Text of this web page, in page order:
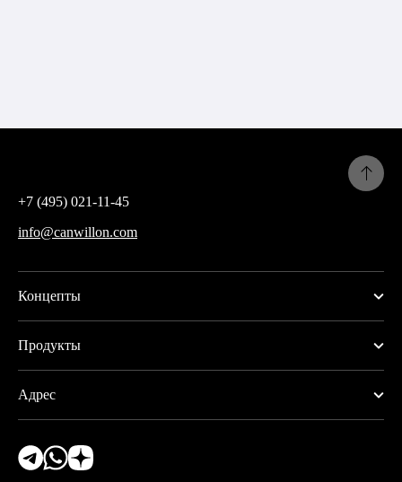
+7 (495) 021-11-45
info@canwillon.com
Концепты
Продукты
Адрес